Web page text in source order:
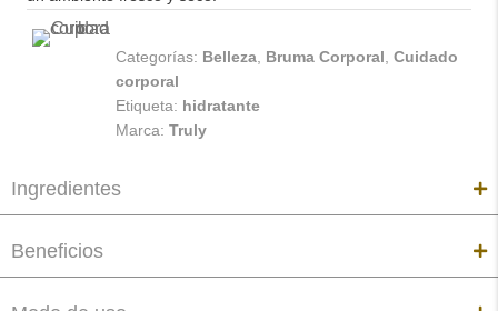
ml
cantidad
Categorías: Belleza Bruma Corporal Cuidado
corporal
Etiqueta: hidratante
Marca: Truly
Ingredientes
Beneficios